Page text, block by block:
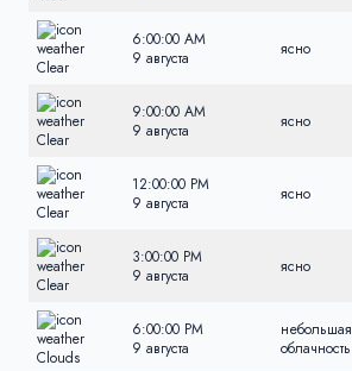
6:00:00 AM
9 августа
ясно
9:00:00 AM
9 августа
ясно
12:00:00 PM
9 августа
ясно
3:00:00 PM
9 августа
ясно
6:00:00 PM
9 августа
небольшая
облачность